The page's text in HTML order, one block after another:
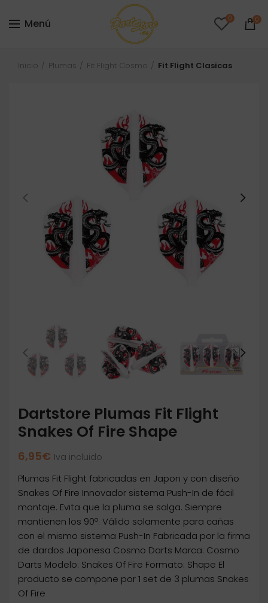
Menú 0 0
Inicio Plumas Fit Flight Cosmo Fit Flight Clasicas
Dartstore Plumas Fit Flight
Snakes Of Fire Shape
6,95€ Iva incluido
Plumas Fit Flight fabricadas en Japon y con diseño
Snakes Of Fire Innovador sistema Push-In de fácil
montaje. Evita que la pluma se salga. Siempre
mantienen los 90º. Válido solamente para cañas
con el mismo sistema Push-In Fabricada por la firma
de dardos Japonesa Cosmo Darts Marca: Cosmo
Darts Modelo: Snakes Of Fire Formato: Shape El
producto se compone por 1 set de 3 plumas Snakes
Of Fire